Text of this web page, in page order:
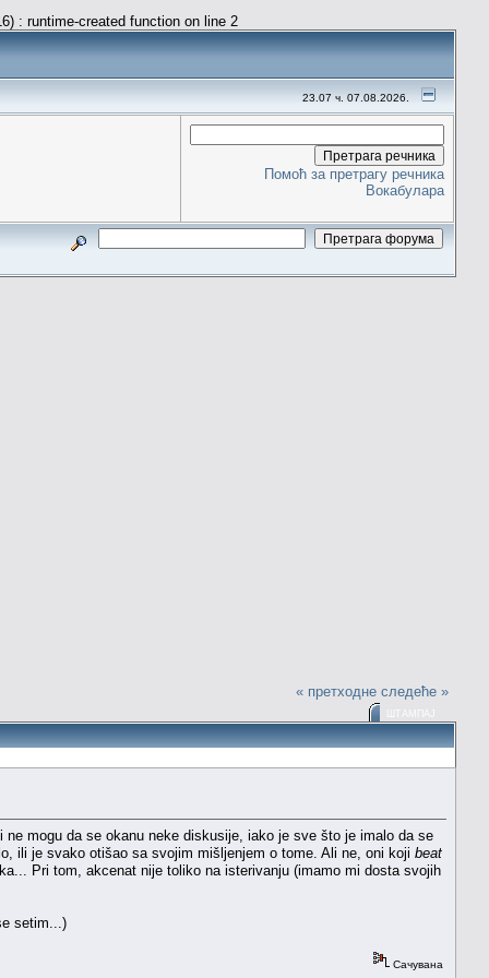
: runtime-created function on line 2
23.07 ч. 07.08.2026.
Помоћ за претрагу речника
Вокабулара
« претходне следеће »
mogu da se okanu neke diskusije, iako je sve što je imalo da se
ili je svako otišao sa svojim mišljenjem o tome. Ali ne, oni koji beat
Pri tom, akcenat nije toliko na isterivanju (imamo mi dosta svojih
setim...)
Сачувана